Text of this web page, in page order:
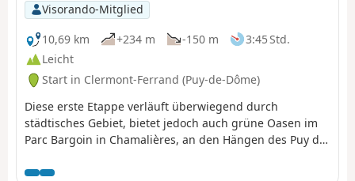
Visorando-Mitglied
10,69 km
+234 m -150 m
3:45 Std.
Leicht
Start in Clermont-Ferrand (Puy-de-Dôme)
Diese erste Etappe verläuft überwiegend durch
städtisches Gebiet, bietet jedoch auch grüne Oasen im
Parc Bargoin in Chamalières, an den Hängen des Puy de
den kleinen Parks entlang der Artière.